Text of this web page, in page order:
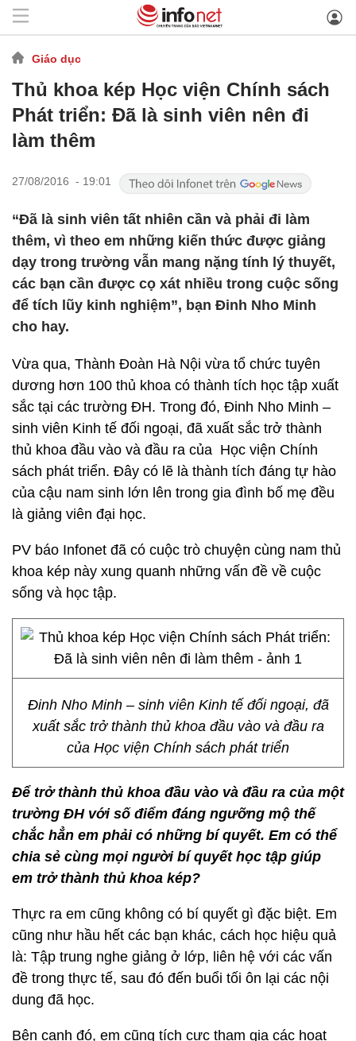
Giáo dục
Thủ khoa kép Học viện Chính sách
Phát triển: Đã là sinh viên nên đi
làm thêm
27/08/2016 - 19:01
“Đã là sinh viên tất nhiên cần và phải đi làm
thêm, vì theo em những kiến thức được giảng
dạy trong trường vẫn mang nặng tính lý thuyết,
các bạn cần được cọ xát nhiều trong cuộc sống
để tích lũy kinh nghiệm”, bạn Đinh Nho Minh
cho hay.
Vừa qua, Thành Đoàn Hà Nội vừa tổ chức tuyên
dương hơn 100 thủ khoa có thành tích học tập xuất
sắc tại các trường ĐH. Trong đó, Đinh Nho Minh –
sinh viên Kinh tế đối ngoại, đã xuất sắc trở thành
thủ khoa đầu vào và đầu ra của Học viện Chính
sách phát triển. Đây có lẽ là thành tích đáng tự hào
của cậu nam sinh lớn lên trong gia đình bố mẹ đều
là giảng viên đại học.
PV báo Infonet đã có cuộc trò chuyện cùng nam thủ
khoa kép này xung quanh những vấn đề về cuộc
sống và học tập.
Đinh Nho Minh – sinh viên Kinh tế đối ngoại, đã
xuất sắc trở thành thủ khoa đầu vào và đầu ra
của Học viện Chính sách phát triển
Để trở thành thủ khoa đầu vào và đầu ra của một
trường ĐH với số điểm đáng ngưỡng mộ thế
chắc hẳn em phải có những bí quyết. Em có thể
chia sẻ cùng mọi người bí quyết học tập giúp
em trở thành thủ khoa kép?
Thực ra em cũng không có bí quyết gì đặc biệt. Em
cũng như hầu hết các bạn khác, cách học hiệu quả
là: Tập trung nghe giảng ở lớp, liên hệ với các vấn
đề trong thực tế, sau đó đến buổi tối ôn lại các nội
dung đã học.
Bên cạnh đó, em cũng tích cực tham gia các hoạt